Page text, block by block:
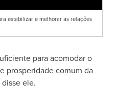
estabilizar e melhorar as relações
para acomodar o
prosperidade comum da
ele.